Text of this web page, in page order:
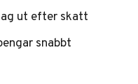
ut efter skatt
snabbt